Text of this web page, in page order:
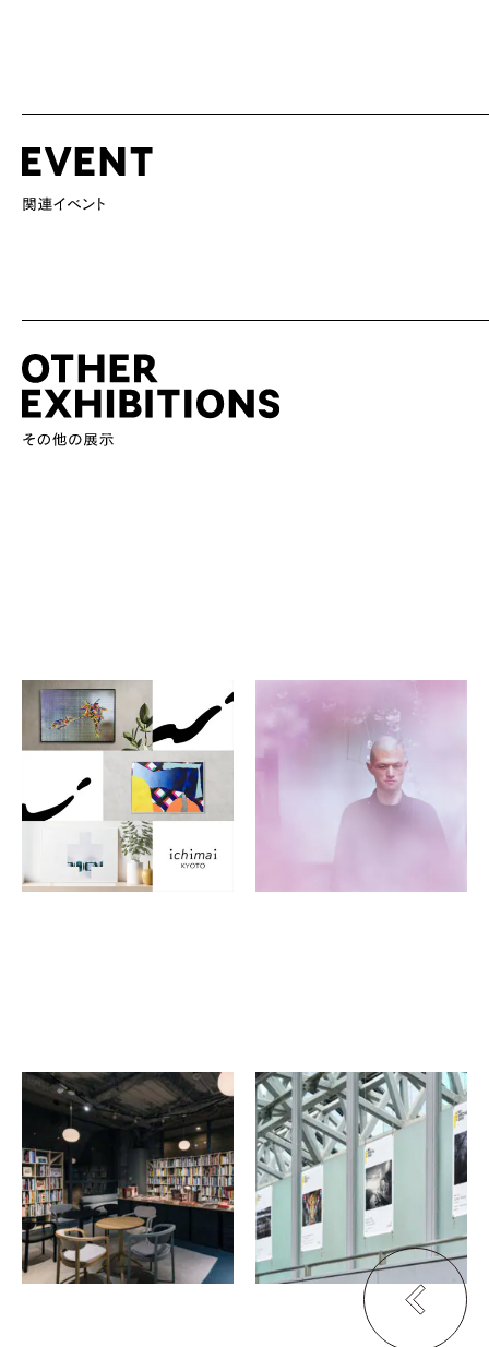
ichimai kyoto
print journey ー印刷を旅
するー
itonowa KYOTO
ビームス京都
SELECT Award 10
YEARS, 10 ARTISTS
堀川御池ギャラリー
SIGMA Pop-up Library
TIME’S
KYOTOGRAPHIE & KG＋
Digest Poster Exhibition
京都駅ビル空中径路（10
階）